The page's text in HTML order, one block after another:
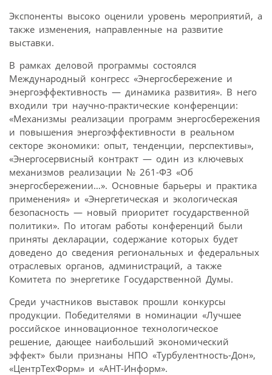
Экспоненты высоко оценили уровень мероприятий, а
также изменения, направленные на развитие
выставки.
В рамках деловой программы состоялся
Международный конгресс «Энергосбережение и
энергоэффективность — динамика развития». В него
входили три научно-практические конференции:
«Механизмы реализации программ энергосбережения
и повышения энергоэффективности в реальном
секторе экономики: опыт, тенденции, перспективы»,
«Энергосервисный контракт — один из ключевых
механизмов реализации № 261-ФЗ «Об
энергосбережении…». Основные барьеры и практика
применения» и «Энергетическая и экологическая
безопасность — новый приоритет государственной
политики». По итогам работы конференций были
приняты декларации, содержание которых будет
доведено до сведения региональных и федеральных
отраслевых органов, администраций, а также
Комитета по энергетике Государственной Думы.
Среди участников выставок прошли конкурсы
продукции. Победителями в номинации «Лучшее
российское инновационное технологическое
решение, дающее наибольший экономический
эффект» были признаны НПО «Турбулентность-Дон»,
«ЦентрТехФорм» и «АНТ-Информ».